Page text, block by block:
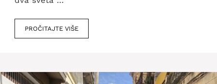
PROČITAJTE VIŠE